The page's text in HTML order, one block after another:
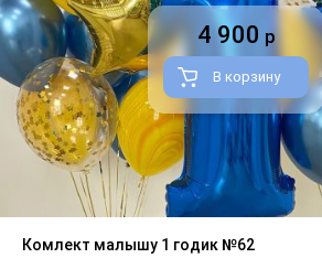
Комлект малышу 1 годик №62
4 900 р
В корзину